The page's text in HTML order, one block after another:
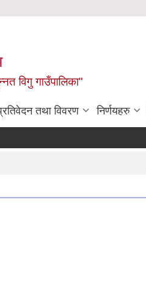
विगु गाउँपालिका"
तथा विवरण निर्णयहरु